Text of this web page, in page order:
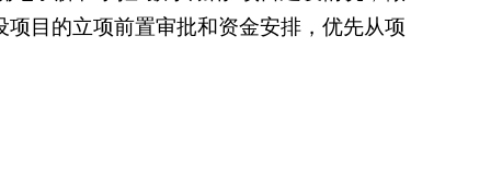
目的立项前置审批和资金安排，优先从项